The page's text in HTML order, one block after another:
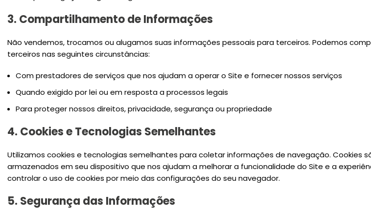
3. Compartilhamento de Informações
Não vendemos, trocamos ou alugamos suas informações pessoais para terceiros. Podemos
terceiros nas seguintes circunstâncias:
Com prestadores de serviços que nos ajudam a operar o Site e fornecer nossos serviços
Quando exigido por lei ou em resposta a processos legais
Para proteger nossos direitos, privacidade, segurança ou propriedade
4. Cookies e Tecnologias Semelhantes
Utilizamos cookies e tecnologias semelhantes para coletar informações de navegação. Cookies
armazenados em seu dispositivo que nos ajudam a melhorar a funcionalidade do Site e a
controlar o uso de cookies por meio das configurações do seu navegador.
5. Segurança das Informações